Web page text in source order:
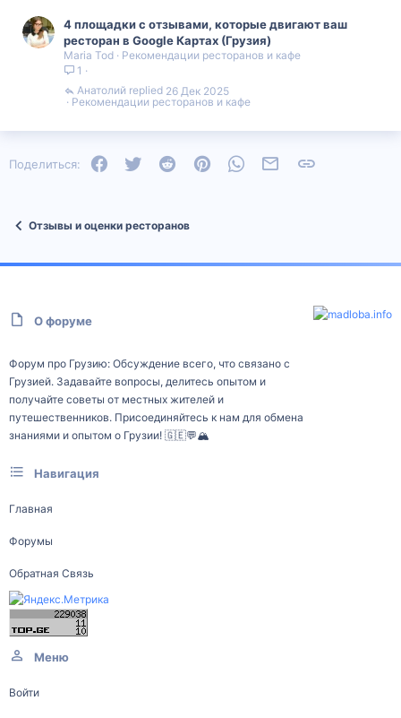
4 площадки с отзывами, которые двигают ваш
ресторан в Google Картах (Грузия)
Maria Tod
Рекомендации ресторанов и кафе
1
Рекомендации ресторанов и кафе
26 Дек 2025
Анатолий
Поделиться: FacebookTwitter Reddit PinterestWhatsAppЭлектронная почта
Отзывы и оценки ресторанов
О форуме
Форум про Грузию: Обсуждение всего, что связано с
Грузией. Задавайте вопросы, делитесь опытом и
получайте советы от местных жителей и
путешественников. Присоединяйтесь к нам для обмена
знаниями и опытом о Грузии! 🇬🇪💬🏔️
Навигация
Главная
Форумы
Обратная Связь
Меню
Войти